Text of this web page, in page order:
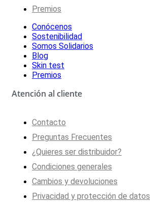
Premios
Conócenos
Sostenibilidad
Somos Solidarios
Blog
Skin test
Premios
Atención al cliente
Contacto
Preguntas Frecuentes
¿Quieres ser distribuidor?
Condiciones generales
Cambios y devoluciones
Privacidad y protección de datos